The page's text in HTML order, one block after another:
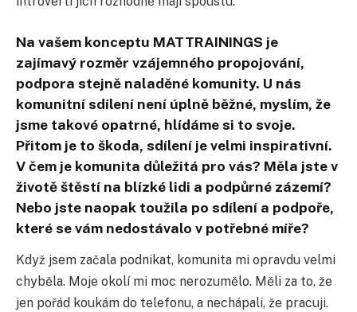
Na vašem konceptu MATTRAININGS je
zajímavý rozměr vzájemného propojování,
podpora stejně naladěné komunity. U nás
komunitní sdílení není úplně běžné, myslím, že
jsme takové opatrné, hlídáme si to svoje.
Přitom je to škoda, sdílení je velmi inspirativní.
V čem je komunita důležitá pro vás? Měla jste v
životě štěstí na blízké lidi a podpůrné zázemí?
Nebo jste naopak toužila po sdílení a podpoře,
které se vám nedostávalo v potřebné míře?
Když jsem začala podnikat, komunita mi opravdu velmi
chyběla. Moje okolí mi moc nerozumělo. Měli za to, že
jen pořád koukám do telefonu, a nechápali, že pracuji.